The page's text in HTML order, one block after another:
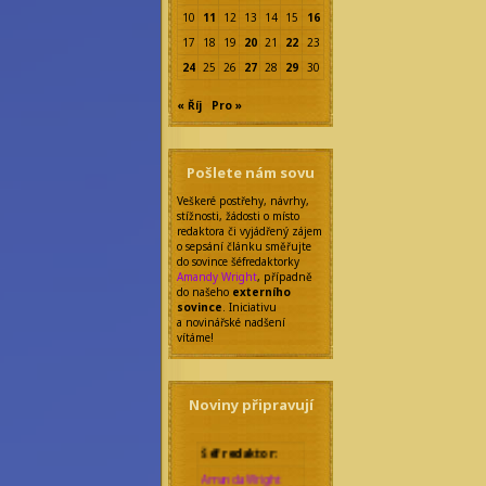
10 11 12 13 14 15
16
17
18 19 20 21 22 23
24 25 26 27 28 29 30
« Říj Pro »
Pošlete nám sovu
Veškeré postřehy, návrhy,
stížnosti, žádosti o místo
redaktora či vyjádřený zájem
o sepsání článku směřujte
do sovince šéfredaktorky
Amandy Wright, případně
do našeho externího
sovince. Iniciativu
a novinářské nadšení
vítáme!
Noviny připravují
Šéfredaktor: